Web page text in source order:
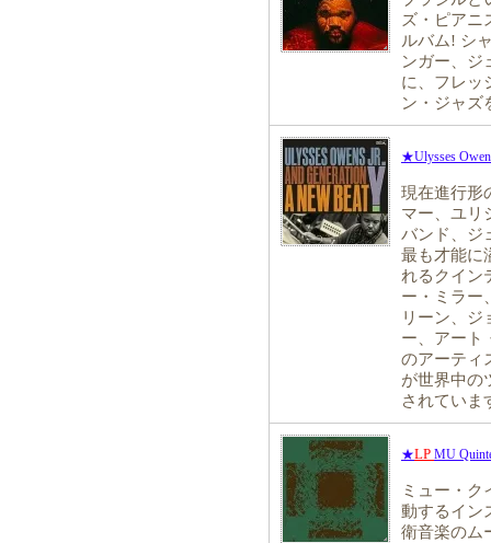
ズ・ピアニ
ルバム! シ
ンガー、ジ
に、フレッ
ン・ジャズ
★Ulysses
現在進行形
マー、ユリ
バンド、ジ
最も才能に
れるクイン
ー・ミラー
リーン、ジ
ー、アート
のアーティ
が世界中の
されていま
★LP MU
ミュー・ク
動するイン
衛音楽のム